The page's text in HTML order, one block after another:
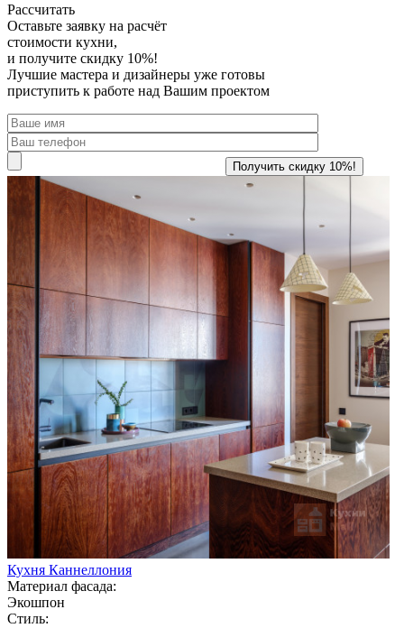
Рассчитать
Оставьте заявку на расчёт
стоимости кухни,
и получите скидку 10%!
Лучшие мастера и дизайнеры уже готовы
приступить к работе над Вашим проектом
Кухня Каннеллония
Материал фасада:
Экошпон
Стиль: